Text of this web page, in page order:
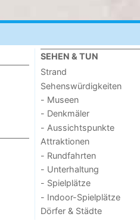
SEHEN & TUN
Strand
Sehenswürdigkeiten
- Museen
- Denkmäler
- Aussichtspunkte
Attraktionen
- Rundfahrten
- Unterhaltung
- Spielplätze
- Indoor-Spielplätze
Dörfer & Städte